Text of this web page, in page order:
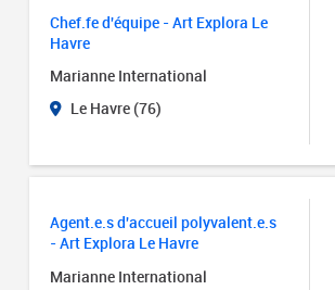
Chef.fe d'équipe - Art Explora Le
Havre
Marianne International
Le Havre (76)
Agent.e.s d'accueil polyvalent.e.s
- Art Explora Le Havre
Marianne International